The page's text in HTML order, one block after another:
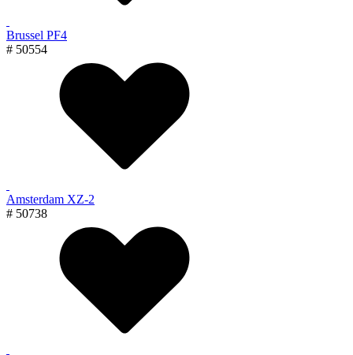
Brussel PF4
# 50554
Amsterdam XZ-2
# 50738